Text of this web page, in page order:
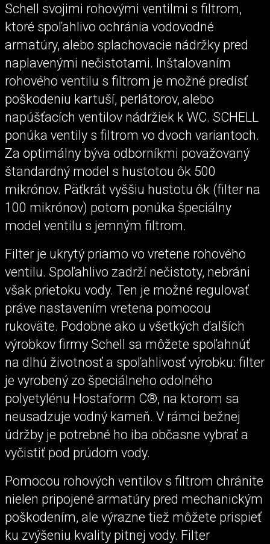
Schell svojimi rohovými ventilmi s filtrom,
ktoré spoľahlivo ochránia vodovodné
armatúry, alebo splachovacie nádržky pred
naplavenými nečistotami. Inštalovaním
rohového ventilu s filtrom je možné predísť
poškodeniu kartuší, perlátorov, alebo
napúšťacích ventilov nádržiek k WC. SCHELL
ponúka ventily s filtrom vo dvoch variantoch.
Za optimálny býva odborníkmi považovaný
štandardný model s hustotou ôk 500
mikrónov. Päťkrát vyššiu hustotu ôk (filter na
100 mikrónov) potom ponúka špeciálny
model ventilu s jemným filtrom.
Filter je ukrytý priamo vo vretene rohového
ventilu. Spoľahlivo zadrží nečistoty, nebráni
však prietoku vody. Ten je možné regulovať
práve nastavením vretena pomocou
rukoväte. Podobne ako u všetkých ďalších
výrobkov firmy Schell sa môžete spoľahnúť
na dlhú životnosť a spoľahlivosť výrobku: filter
je vyrobený zo špeciálneho odolného
polyetylénu Hostaform C®, na ktorom sa
neusadzuje vodný kameň. V rámci bežnej
údržby je potrebné ho iba občasne vybrať a
vyčistiť pod prúdom vody.
Pomocou rohových ventilov s filtrom chránite
nielen pripojené armatúry pred mechanickým
poškodením, ale výrazne tiež môžete prispieť
ku zvýšeniu kvality pitnej vody. Filter